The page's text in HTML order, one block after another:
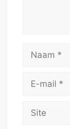
Naam
Site